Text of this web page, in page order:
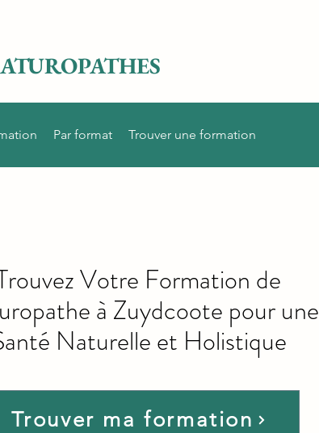
Par format Trouver une formation
Trouver ma formation
Votre Formation de
à Zuydcoote pour une
Naturelle et Holistique